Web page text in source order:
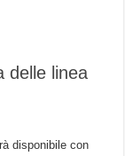
delle linea
disponibile con